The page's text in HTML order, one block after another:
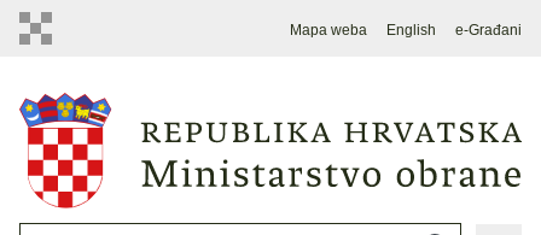
Mapa weba English e-Građani